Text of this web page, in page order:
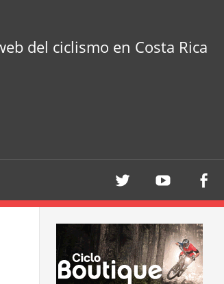
del ciclismo en Costa Rica